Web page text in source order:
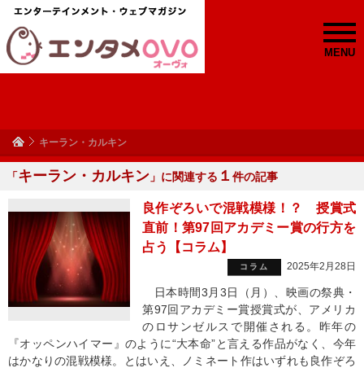
MENU
キーラン・カルキン
「キーラン・カルキン 」に関連する １ 件の記事
良作ぞろいで混戦模様！？ 授賞式
直前！第97回アカデミー賞の行方を
占う【コラム】
コラム 2025年2月28日
日本時間3月3日（月）、映画の祭典・
第97回アカデミー賞授賞式が、アメリカ
のロサンゼルスで開催される。昨年の
『オッペンハイマー』のように“大本命”と言える作品がなく、今年
はかなりの混戦模様。とはいえ、ノミネート作はいずれも良作ぞろ